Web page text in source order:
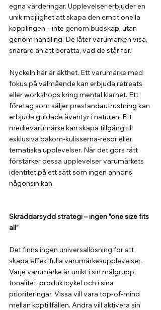
egna värderingar. Upplevelser erbjuder en
unik möjlighet att skapa den emotionella
kopplingen – inte genom budskap, utan
genom handling. De låter varumärken visa,
snarare än att berätta, vad de står för.
Nyckeln här är äkthet. Ett varumärke med
fokus på välmående kan erbjuda retreats
eller workshops kring mental klarhet. Ett
företag som säljer prestandautrustning kan
erbjuda guidade äventyr i naturen. Ett
medievarumärke kan skapa tillgång till
exklusiva bakom-kulisserna-resor eller
tematiska upplevelser. När det görs rätt
förstärker dessa upplevelser varumärkets
identitet på ett sätt som ingen annons
någonsin kan.
Skräddarsydd strategi – ingen ”one size fits
all”
Det finns ingen universallösning för att
skapa effektfulla varumärkesupplevelser.
Varje varumärke är unikt i sin målgrupp,
tonalitet, produktcykel och i sina
prioriteringar. Vissa vill vara top-of-mind
mellan köptillfällen. Andra vill aktivera sin